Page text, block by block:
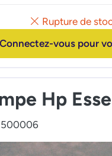
Rupture de
Connectez-vous pour
Hp
500006